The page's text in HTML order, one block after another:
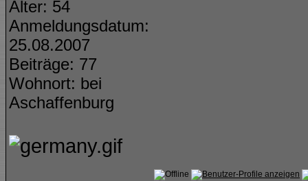
Alter: 54
Anmeldungsdatum:
25.08.2007
Beiträge: 77
Wohnort: bei
Aschaffenburg